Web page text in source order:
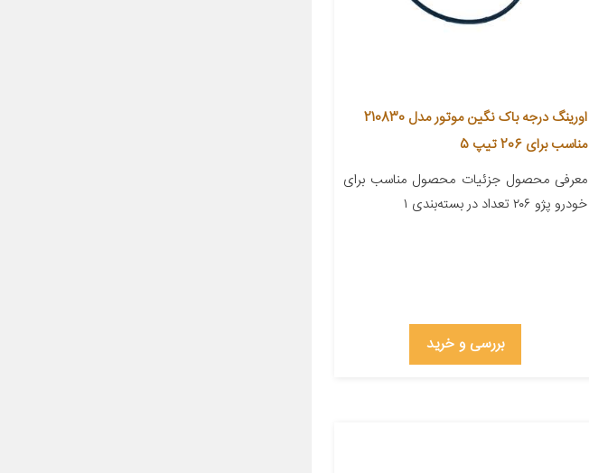
اورینگ درجه باک نگین موتور مدل 210830
مناسب برای 206 تیپ 5
معرفی محصول جزئیات محصول مناسب برای
خودرو پژو ۲۰۶ تعداد در بسته‌بندی ۱
بررسی و خرید